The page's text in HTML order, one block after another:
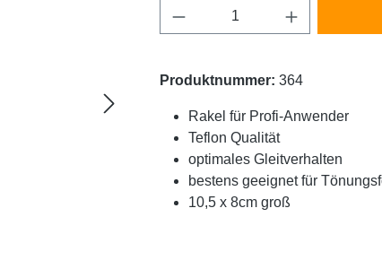
Produkt Anzahl: Gib
Produktnummer: 364
Rakel für Profi-Anwender
Teflon Qualität
optimales Gleitverhalten
bestens geeignet für
10,5 x 8cm groß